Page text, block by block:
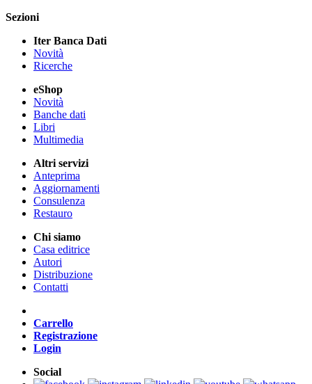
Sezioni
Iter Banca Dati
Novità
Ricerche
eShop
Novità
Banche dati
Libri
Multimedia
Altri servizi
Anteprima
Aggiornamenti
Consulenza
Restauro
Chi siamo
Casa editrice
Autori
Distribuzione
Contatti
Carrello
Registrazione
Login
Social